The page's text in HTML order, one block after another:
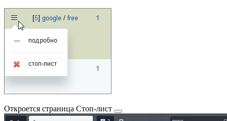
Откроется страница Стоп-лист